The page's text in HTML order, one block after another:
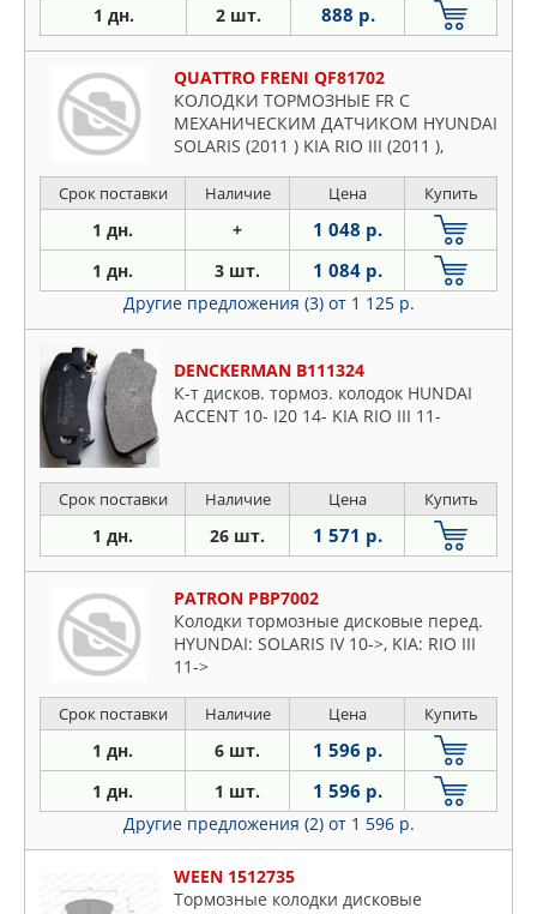
1 дн. 2 шт. 888 р.
QUATTRO FRENI QF81702
КОЛОДКИ ТОРМОЗНЫЕ FR С
МЕХАНИЧЕСКИМ ДАТЧИКОМ HYUNDAI
SOLARIS (2011 ) KIA RIO III (2011 ),
Срок поставки Наличие Цена Купить
1 дн. + 1 048 р.
1 дн. 3 шт. 1 084 р.
Другие предложения (3) от 1 125 р.
DENCKERMAN B111324
К-т дисков. тормоз. колодок HUNDAI
ACCENT 10- I20 14- KIA RIO III 11-
Срок поставки Наличие Цена Купить
1 дн. 26 шт. 1 571 р.
PATRON PBP7002
Колодки тормозные дисковые перед.
HYUNDAI: SOLARIS IV 10->, KIA: RIO III
11->
Срок поставки Наличие Цена Купить
1 дн. 6 шт. 1 596 р.
1 дн. 1 шт. 1 596 р.
Другие предложения (2) от 1 596 р.
WEEN 1512735
Тормозные колодки дисковые